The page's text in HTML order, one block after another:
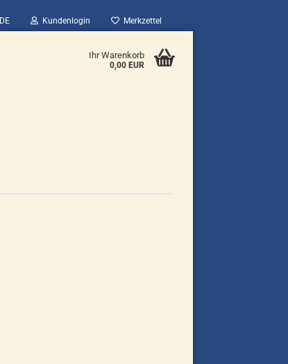
DE Kundenlogin Merkzettel
Ihr Warenkorb
0,00 EUR